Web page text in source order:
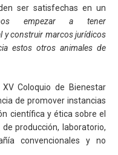
ser satisfechas en un
empezar a tener
y construir marcos jurídicos
estos otros animales de
Coloquio de Bienestar
de promover instancias
científica y ética sobre el
producción, laboratorio,
convencionales y no